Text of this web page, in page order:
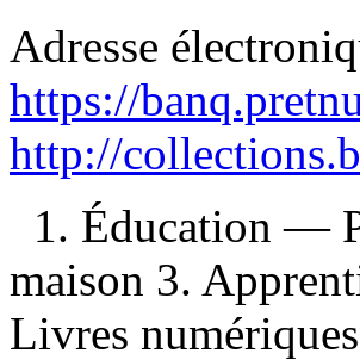
Adresse
https://
http://
1. Éducation —
maison 3.
Livres